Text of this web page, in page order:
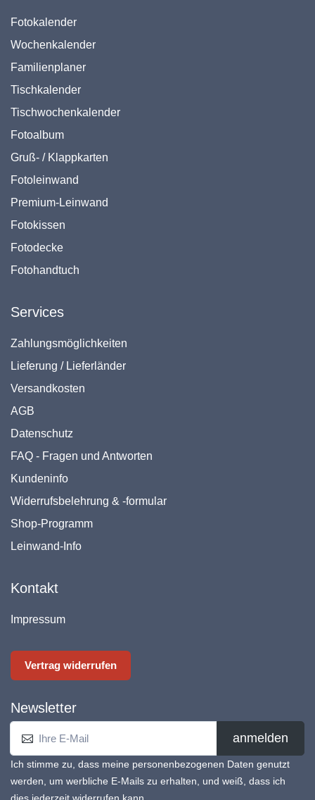
Fotokalender
Wochenkalender
Familienplaner
Tischkalender
Tischwochenkalender
Fotoalbum
Gruß- / Klappkarten
Fotoleinwand
Premium-Leinwand
Fotokissen
Fotodecke
Fotohandtuch
Services
Zahlungsmöglichkeiten
Lieferung / Lieferländer
Versandkosten
AGB
Datenschutz
FAQ - Fragen und Antworten
Kundeninfo
Widerrufsbelehrung & -formular
Shop-Programm
Leinwand-Info
Kontakt
Impressum
Vertrag widerrufen
Newsletter
anmelden
Ich stimme zu, dass meine personenbezogenen Daten genutzt
werden, um werbliche E-Mails zu erhalten, und weiß, dass ich